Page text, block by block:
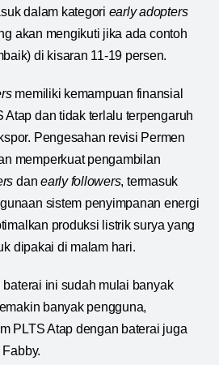
dalam kategori early adopters
akan mengikuti jika ada contoh
di kisaran 11-19 persen.
memiliki kemampuan finansial
Atap dan tidak terlalu terpengaruh
Pengesahan revisi Permen
memperkuat pengambilan
danearly followers, termasuk
sistem penyimpanan energi
produksi listrik surya yang
dipakai di malam hari.
ini sudah mulai banyak
banyak pengguna,
PLTS Atap dengan baterai juga
Fabby.